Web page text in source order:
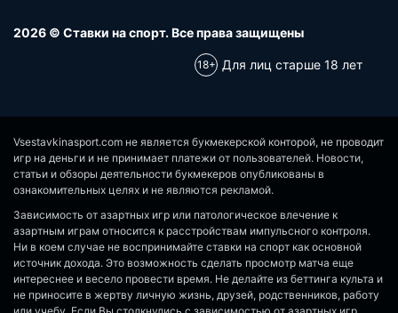
2026 © Ставки на спорт. Все права защищены
Для лиц старше 18 лет
Vsestavkinasport.com не является букмекерской конторой, не проводит
игр на деньги и не принимает платежи от пользователей. Новости,
статьи и обзоры деятельности букмекеров опубликованы в
ознакомительных целях и не являются рекламой.
Зависимость от азартных игр или патологическое влечение к
азартным играм относится к расстройствам импульсного контроля.
Ни в коем случае не воспринимайте ставки на спорт как основной
источник дохода. Это возможность сделать просмотр матча еще
интереснее и весело провести время. Не делайте из беттинга культа и
не приносите в жертву личную жизнь, друзей, родственников, работу
или учебу. Если Вы столкнулись с зависимостью от азартных игр,